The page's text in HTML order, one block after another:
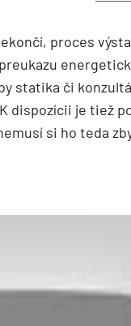
proces
statika či
dispozícii je tiež
si ho teda